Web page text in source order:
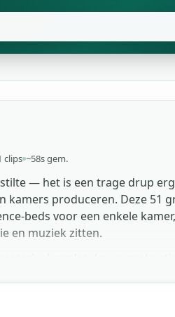
clips ~58s gem.
— het is een trage drup
produceren. Deze 51
beds voor een enkele
en muziek zitten.
grotgeluiden voor
registratie, geen